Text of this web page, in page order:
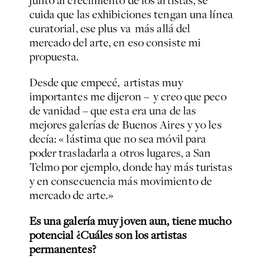
cuida que las exhibiciones tengan una línea
curatorial, ese plus va más allá del
mercado del arte, en eso consiste mi
propuesta.
Desde que empecé, artistas muy
importantes me dijeron – y creo que peco
de vanidad – que esta era una de las
mejores galerías de Buenos Aires y yo les
decía: « lástima que no sea móvil para
poder trasladarla a otros lugares, a San
Telmo por ejemplo, donde hay más turistas
y en consecuencia más movimiento de
mercado de arte.»
Es una galería muy joven aun, tiene mucho
potencial ¿Cuáles son los artistas
permanentes?